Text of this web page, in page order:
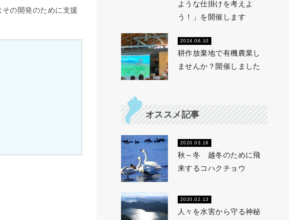
の開発のために支援
ような仕掛けを考えよ
う！」を開催します
2024.06.10
耕作放棄地で有機農業し
ませんか？開催しました
オススメ記事
2020.03.18
秋～冬 越冬のために飛
来するコハクチョウ
2020.02.13
人々を水害から守る神秘